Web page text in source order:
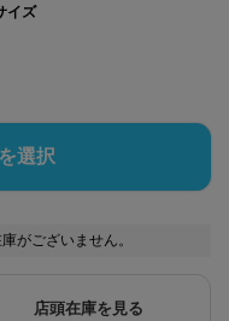
イズ
選択
がございません。
店頭在庫を見る